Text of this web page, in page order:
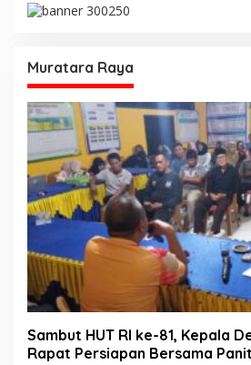
Muratara Raya
Sambut HUT RI ke-81, Kepala
Rapat Persiapan Bersama